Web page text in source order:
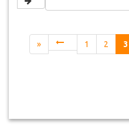
« 1 2 3